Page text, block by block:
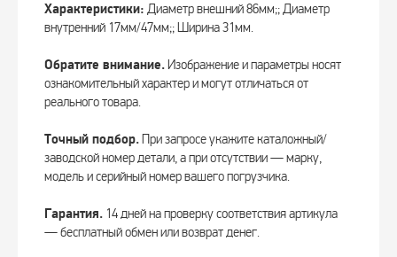
Характеристики: Диаметр внешний 86мм;; Диаметр
внутренний 17мм/47мм;; Ширина 31мм.
Обратите внимание.Изображение и параметры носят
ознакомительный характер и могут отличаться от
реального товара.
Точный подбор.При запросе укажите каталожный/
заводской номер детали, а при отсутствии — марку,
модель и серийный номер вашего погрузчика.
Гарантия. 14 дней на проверку соответствия артикула
— бесплатный обмен или возврат денег.